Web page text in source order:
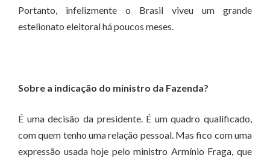
Portanto, infelizmente o Brasil viveu um grande
estelionato eleitoral há poucos meses.
Sobre a indicação do ministro da Fazenda?
É uma decisão da presidente. É um quadro qualificado,
com quem tenho uma relação pessoal. Mas fico com uma
expressão usada hoje pelo ministro Armínio Fraga, que